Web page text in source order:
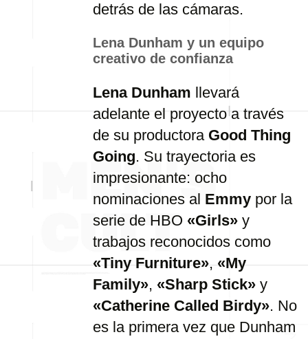
detrás de las cámaras.
Lena Dunham y un equipo
creativo de confianza
Lena Dunham llevará
adelante el proyecto a través
de su productora Good Thing
Going. Su trayectoria es
impresionante: ocho
nominaciones al Emmy por la
serie de HBO «Girls» y
trabajos reconocidos como
«Tiny Furniture»,«My
Family», «Sharp Stick» y
«Catherine Called Birdy». No
es la primera vez que Dunham